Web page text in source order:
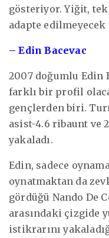
gösteriyor. Yiğit,
adapte
– Edin Bacevac
2007 doğumlu Edin
farklı bir profil
gençlerden biri.
asist-4.6 ribaunt ve
yakaladı.
Edin, sadece
oynatmaktan da
gördüğü Nando De
arasındaki çizgide
istikrarını